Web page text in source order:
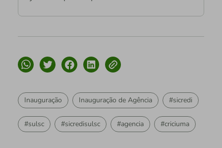
Inauguração Inauguração de Agência #sicredi
#sulsc #sicredisulsc #agencia #criciuma